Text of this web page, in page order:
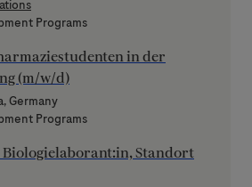
Programs
in der
(m/w/d)
Germany
Programs
Biologielaborant:in, Standort